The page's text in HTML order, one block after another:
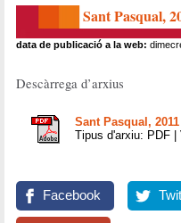
Sant Pasqual,
data de publicació a la web:
Descàrrega d’arxius
Sant Pasqual, 2011
Tipus d'arxiu: PDF |
Facebook